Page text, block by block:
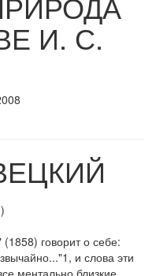
И. С.
(1858) говорит о себе:
и слова эти
ментально близкие